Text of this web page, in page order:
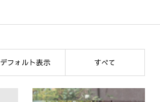
デフォルト表示 すべて